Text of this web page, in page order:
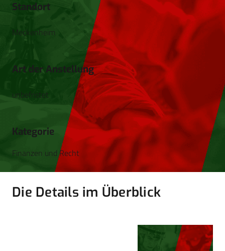
Standort
Meckenheim
Art der Anstellung
unbefristet
Kategorie
Finanzen und Recht
Die Details im Überblick